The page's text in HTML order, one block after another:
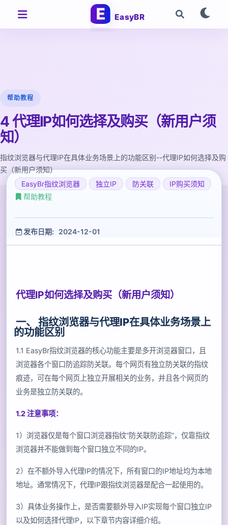
EasyBR
帮助教程
4 代理IP如何选择及购买（新用户须
知）
指纹浏览器与代理IP在具体业务场景上的功能区别--代理IP如何选择及购
买（新用户须知）
EasyBr指纹浏览器
独立IP 防关联
IP购买须知
帮助教程
发布日期: 2024-12-01
代理IP如何选择及购买（新用户须知）
一、 指纹浏览器与代理IP在具体业务场景上
的功能区别
1.1 EasyBr指纹浏览器的核心功能主要是多开浏览器窗口，且
浏览器各个窗口防追踪防关联。每个网页有独立防关联的指纹
痕迹，可在每个网页上独立开展相关的业务，并且各个网页的
业务是独立防关联的。
1.2 注意事项：
1）浏览器仅是每个窗口浏览器指纹“防关联防追踪”，仅靠指纹
浏览器并不能做到每个窗口独立不同的IP。
2）在不额外导入代理IP的情况下，所有窗口的IP地址均为本地
地址。通常情况下，代理IP跟指纹浏览器是配合一起使用的。
3）具体业务操作上，是否需要额外导入IP实现每个窗口独立IP
以及如何选择代理IP，以下章节内容详细介绍。